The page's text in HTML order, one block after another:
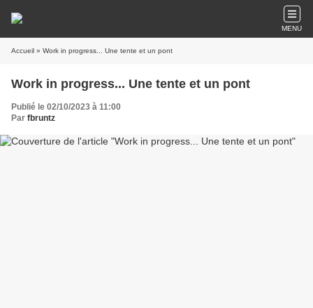
MENU
Accueil » Work in progress... Une tente et un pont
Work in progress... Une tente et un pont
Publié le 02/10/2023 à 11:00
Par fbruntz